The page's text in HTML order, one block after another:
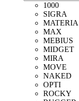
1000
SIGRA
MATERIA
MAX
MEBIUS
MIDGET
MIRA
MOVE
NAKED
OPTI
ROCKY